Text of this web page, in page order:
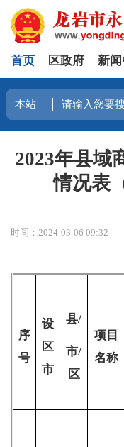
首页 区政府 新
2023年县域
情况表
时间：2024-03-06 09:32
序
号
设
区
市
县/
市/
区
项目
名称